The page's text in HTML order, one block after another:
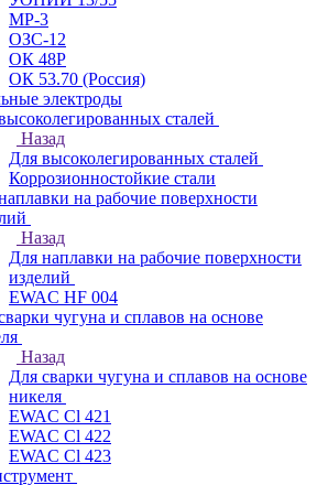
МР-3
ОЗС-12
ОК 48Р
ОК 53.70 (Россия)
электроды
сталей
Назад
Для высоколегированных сталей
Коррозионностойкие стали
на рабочие поверхности
Назад
Для наплавки на рабочие поверхности
изделий
EWAC HF 004
чугуна и сплавов на основе
Назад
Для сварки чугуна и сплавов на основе
никеля
EWAC Cl 421
EWAC Cl 422
EWAC Cl 423